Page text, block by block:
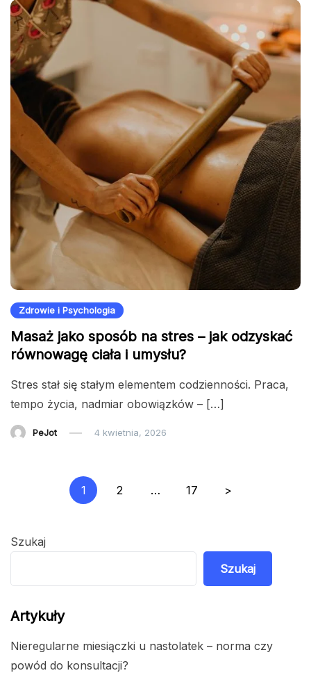
Zdrowie i Psychologia
Masaż jako sposób na stres – jak odzyskać
równowagę ciała i umysłu?
Stres stał się stałym elementem codzienności. Praca,
tempo życia, nadmiar obowiązków – […]
PeJot 4 kwietnia, 2026
Stronicowanie
1 2 … 17 >
Szukaj
Szukaj
Artykuły
Nieregularne miesiączki u nastolatek – norma czy
powód do konsultacji?